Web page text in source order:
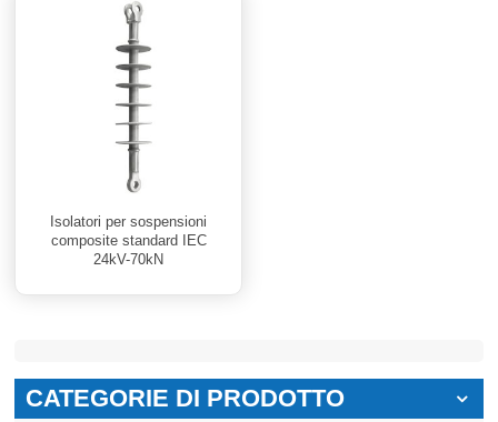
Isolatori per sospensioni
composite standard IEC
24kV-70kN
CATEGORIE DI PRODOTTO